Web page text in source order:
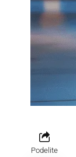
Podelite